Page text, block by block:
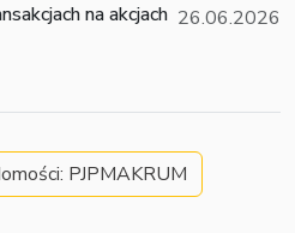
na akcjach 26.06.2026
PJPMAKRUM